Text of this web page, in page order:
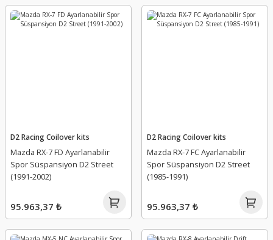
D2 Racing Coilover kits
Mazda RX-7 FD Ayarlanabilir
Spor Süspansiyon D2 Street
(1991-2002)
95.963,37 ₺
D2 Racing Coilover kits
Mazda RX-7 FC Ayarlanabilir
Spor Süspansiyon D2 Street
(1985-1991)
95.963,37 ₺